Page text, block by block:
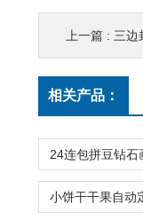
上一篇 : 三边
相关产品：